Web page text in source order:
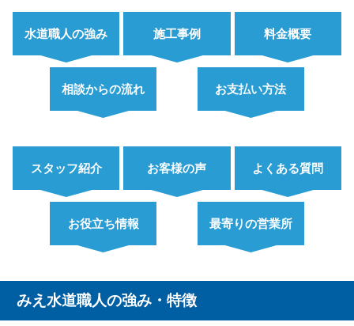
水道職人の強み 施工事例 料金概要
相談からの流れ お支払い方法
スタッフ紹介 お客様の声 よくある質問
お役立ち情報 最寄りの営業所
みえ水道職人の強み・特徴